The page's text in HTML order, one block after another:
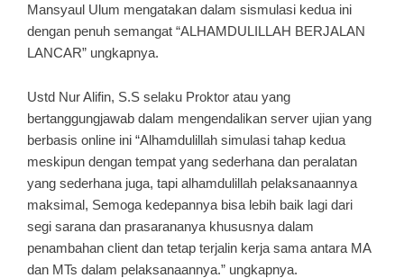
Mansyaul Ulum mengatakan dalam sismulasi kedua ini
dengan penuh semangat “ALHAMDULILLAH BERJALAN
LANCAR” ungkapnya.
Ustd Nur Alifin, S.S selaku Proktor atau yang
bertanggungjawab dalam mengendalikan server ujian yang
berbasis online ini “Alhamdulillah simulasi tahap kedua
meskipun dengan tempat yang sederhana dan peralatan
yang sederhana juga, tapi alhamdulillah pelaksanaannya
maksimal, Semoga kedepannya bisa lebih baik lagi dari
segi sarana dan prasarananya khususnya dalam
penambahan client dan tetap terjalin kerja sama antara MA
dan MTs dalam pelaksanaannya.” ungkapnya.